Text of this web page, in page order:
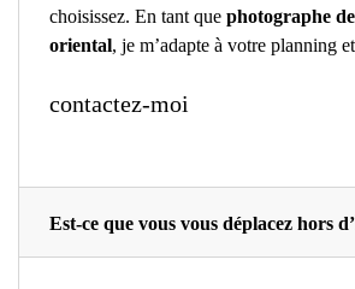
choisissez. En tant que photographe
oriental, je m’adapte à votre planning
contactez-moi
Est-ce que vous vous déplacez hors